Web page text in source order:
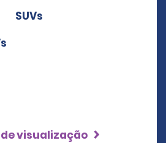
SUVs
visualização